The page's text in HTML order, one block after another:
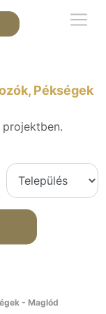
Pékségek
- Maglód